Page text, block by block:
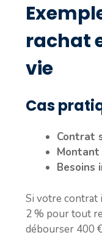
rachat
vie
Cas
Contrat
Besoins
Si votre contrat
2 % pour tout
débourser 400